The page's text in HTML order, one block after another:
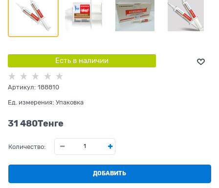
Есть в наличии
Артикул: 188810
Ед. измерения: Упаковка
31 480Tенге
Количество:
ДОБАВИТЬ